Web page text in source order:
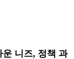
니즈, 정책 과